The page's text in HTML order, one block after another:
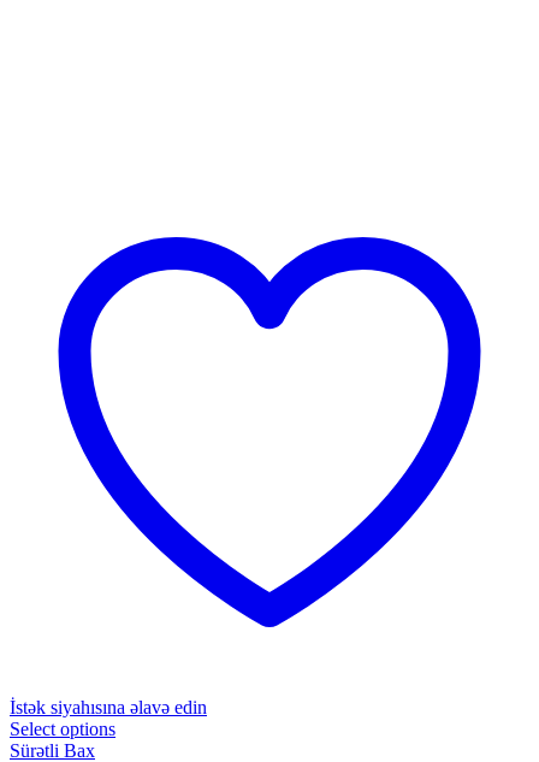
İstək siyahısına əlavə edin
Select options
Sürətli Bax